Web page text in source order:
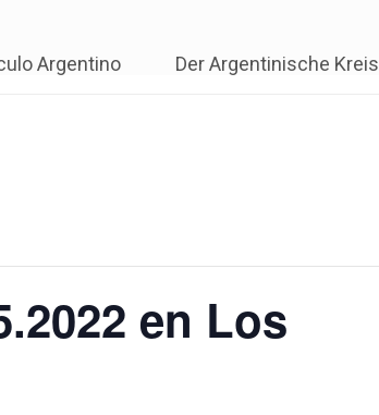
Argentino Der Argentinische Kreis
en Los